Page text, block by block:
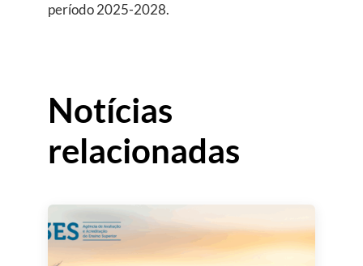
período 2025-2028.
Notícias
relacionadas